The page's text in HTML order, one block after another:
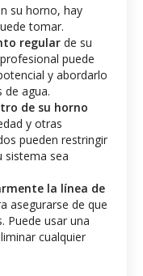
su horno, hay
tomar.
regular de su
puede
y abordarlo
de agua.
de su horno
y otras
pueden restringir
sistema sea
la línea de
asegurarse de que
Puede usar una
cualquier